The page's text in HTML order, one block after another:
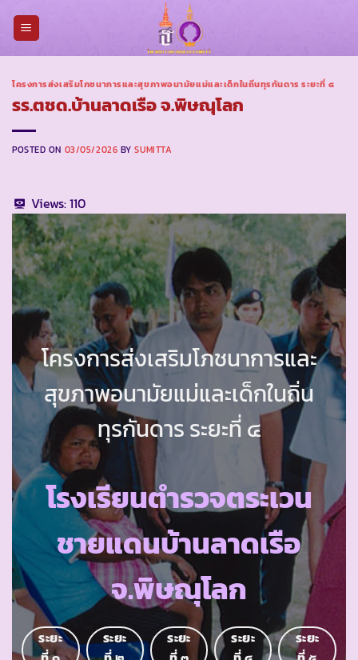
โครงการส่งเสริมโภชนาการและสุขภาพอนามัยแม่และเด็กในถิ่นทุรกันดาร ระยะที่ ๔
รร.ตชด.บ้านลาดเรือ จ.พิษณุโลก
POSTED ON 03/05/2026 BYSUMITTA
Views:110
โครงการส่งเสริมโภชนาการและ
สุขภาพอนามัยแม่และเด็กในถิ่น
ทุรกันดาร ระยะที่ ๔
โรงเรียนตำรวจตระเวน
ชายแดนบ้านลาดเรือ
จ.พิษณุโลก
ระยะ
ระยะ
ระยะ
ระยะ
ระยะ